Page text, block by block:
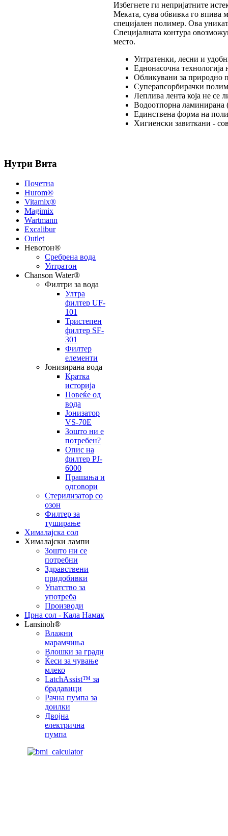
Избегнете ги непријатните
Меката, сува обвивка го впива
специјален полимер. Ова
Специјалната контура
место.
Ултратенки, лесни и
Еднонасочна технологија
Обликувани за природно
Суперапсорбирачки
Леплива лента која не се
Водоотпорна ламинирана
Единствена форма на
Хигиенски завиткани -
Нутри Вита
Почетна
Hurom®
Vitamix®
Magimix
Wartmann
Excalibur
Outlet
Невотон®
Сребрена вода
Ултратон
Chanson Water®
Филтри за вода
Ултра
филтер UF-
101
Тристепен
филтер SF-
301
Филтер
елементи
Јонизирана вода
Кратка
историја
Повеќе од
вода
Јонизатор
VS-70E
Зошто ни е
потребен?
Опис на
филтер PJ-
6000
Прашања и
одговори
Стерилизатор со
озон
Филтер за
туширање
Хималајска сол
Хималајски лампи
Зошто ни се
потребни
Здравствени
придобивки
Упатство за
употреба
Производи
Црна сол - Кала Намак
Lansinoh®
Влажни
марамчиња
Влошки за гради
Ќеси за чување
млеко
LatchAssist™ за
брадавици
Рачна пумпа за
доилки
Двојна
електрична
пумпа